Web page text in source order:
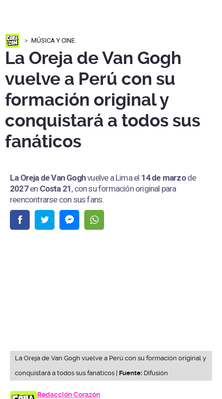
MÚSICA Y CINE
La Oreja de Van Gogh
vuelve a Perú con su
formación original y
conquistará a todos sus
fanáticos
La Oreja de Van Goghvuelve a Lima el 14 de marzode
2027en Costa 21, con su formación original para
reencontrarse con sus fans.
La Oreja de Van Gogh vuelve a Perú con su formación original y
conquistará a todos sus fanáticos | Fuente: Difusión
Redacción Corazón